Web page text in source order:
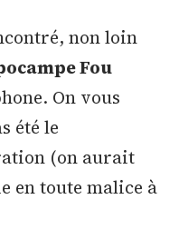
non loin
Fou
On vous
été le
(on aurait
en toute malice à